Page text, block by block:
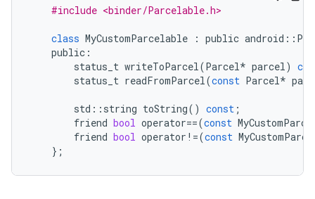
#include <binder/Parcelable.h>
class MyCustomParcelable : public android ::
public :
status_t writeToParcel(Parcel* parcel)
status_t readFromParcel(const Parcel*
std :: string toString() const ;
friend bool operator==(const
friend bool operator !=(const
};